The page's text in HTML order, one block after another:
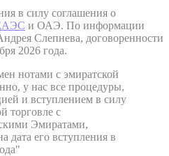
в силу соглашения о
и ОАЭ. По информации
Слепнева, договоренности
2026 года.
нотами с эмиратской
у нас все процедуры,
и вступлением в силу
торговле с
Эмиратами,
дата его вступления в